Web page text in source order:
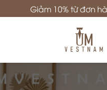
Giảm 10% từ đơn